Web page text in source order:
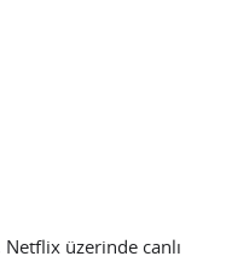
üzerinde canlı